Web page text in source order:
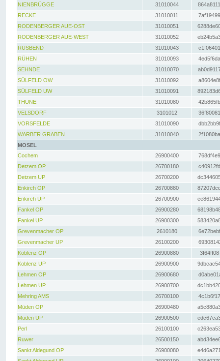
NIENBRÜGGE
31010044
RECKE
31010011
RODENBERGER AUE-OST
31010051
RODENBERGER AUE-WEST
31010052
RUSBEND
31010043
RÜHEN
31010093
SEHNDE
31010070
SÜLFELD OW
31010092
SÜLFELD UW
31010091
THUNE
31010080
VELSDORF
3101012
VORSFELDE
31010090
WARBER GRABEN
31010040
MOSEL
Cochem
26900400
Detzem OP
26700180
Detzem UP
26700200
Enkirch OP
26700880
Enkirch UP
26700900
Fankel OP
26900280
Fankel UP
26900300
Grevenmacher OP
2610180
Grevenmacher UP
26100200
Koblenz OP
26900880
Koblenz UP
26900900
Lehmen OP
26900680
Lehmen UP
26900700
Mehring AMS
26700100
Müden OP
26900480
Müden UP
26900500
Perl
26100100
Ruwer
26500150
Sankt Aldegund OP
26900080